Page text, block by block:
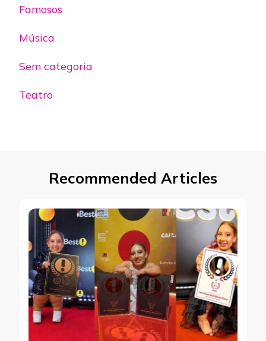
Famosos
Música
Sem categoria
Teatro
Recommended Articles